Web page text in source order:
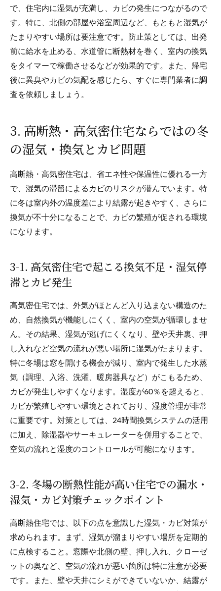
で、住宅内に湿気が充満し、カビの発生につながるので
す。特に、北側の部屋や浴室周辺など、もともと湿気が
たまりやすい場所は要注意です。防止策としては、出発
前に給水を止める、水道管に断熱材を巻く、室内の換気
をタイマーで稼働させるなどが効果的です。また、帰宅
後に異臭やカビの気配を感じたら、すぐに専門業者に調
査を依頼しましょう。
3. 高断熱・高気密住宅ならではの冬
の湿気・換気とカビ問題
高断熱・高気密住宅は、省エネ性や保温性に優れる一方
で、湿気の滞留によるカビのリスクが潜んでいます。特
に冬は室内外の温度差により結露が起きやすく、さらに
換気が不十分になることで、カビの繁殖が促される環境
になります。
3-1. 高気密住宅で起こる換気不足・湿気停
滞とカビ発生
高気密住宅では、外気がほとんど入り込まない構造のた
め、自然換気が機能しにくく、室内の空気が循環しませ
ん。その結果、湿気が逃げにくくなり、壁や天井裏、押
し入れなど空気の流れが悪い場所に湿気がたまります。
特に冬場は窓を開ける機会が減り、室内で発生した水蒸
気（調理、入浴、洗濯、暖房器具など）がこもるため、
カビが発生しやすくなります。湿度が60％を超えると、
カビが繁殖しやすい環境とされており、湿度管理が非常
に重要です。対策としては、24時間換気システムの活用
に加え、除湿器やサーキュレーターを併用することで、
空気の流れと湿度のコントロールが可能になります。
3-2. 冬場の断熱性能が高い住宅での漏水・
湿気・カビ対策チェックポイント
高断熱住宅では、以下の点を意識した湿気・カビ対策が
求められます。まず、湿気が溜まりやすい場所を定期的
に点検すること。窓際や北側の壁、押し入れ、クローゼ
ットの奥など、空気の流れが悪い箇所は特に注意が必要
です。また、壁や天井にシミができていないか、結露が